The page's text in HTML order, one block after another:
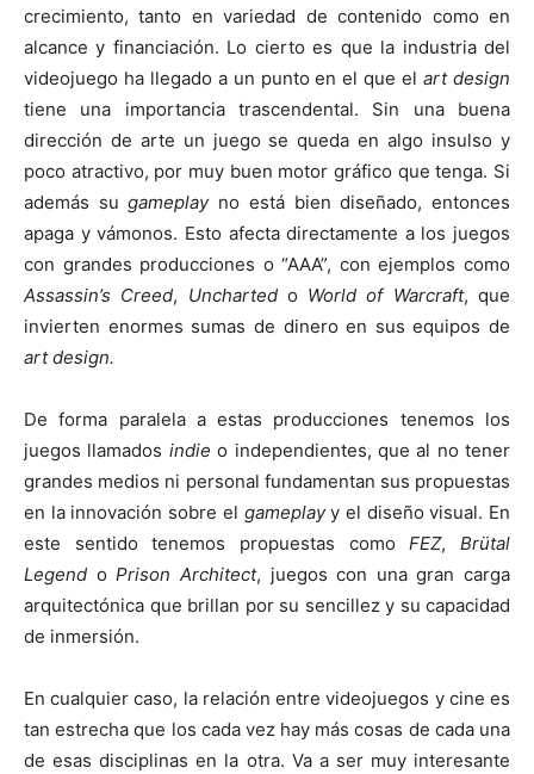
crecimiento, tanto en variedad de contenido como en
alcance y financiación. Lo cierto es que la industria del
videojuego ha llegado a un punto en el que elart design
tiene una importancia trascendental. Sin una buena
dirección de arte un juego se queda en algo insulso y
poco atractivo, por muy buen motor gráfico que tenga. Si
además sugameplayno está bien diseñado, entonces
apaga y vámonos. Esto afecta directamente a los juegos
con grandes producciones o “AAA”, con ejemplos como
Assassin’s Creed, Unchartedo World of Warcraft, que
invierten enormes sumas de dinero en sus equipos de
art design.
De forma paralela a estas producciones tenemos los
juegos llamados indie o independientes, que al no tener
grandes medios ni personal fundamentan sus propuestas
en la innovación sobre el gameplayy el diseño visual. En
este sentido tenemos propuestas comoFEZ,Brütal
Legend oPrison Architect, juegos con una gran carga
arquitectónica que brillan por su sencillez y su capacidad
de inmersión.
En cualquier caso, la relación entre videojuegos y cine es
tan estrecha que los cada vez hay más cosas de cada una
de esas disciplinas en la otra. Va a ser muy interesante